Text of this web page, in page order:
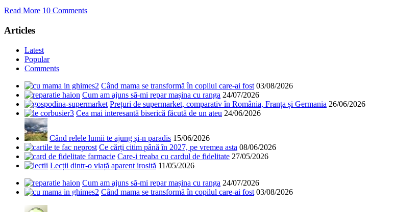
Read More 10 Comments
Articles
Latest
Popular
Comments
Când mama se transformă în copilul care-ai fost 03/08/2026
Cum am ajuns să-mi repar mașina cu ranga 24/07/2026
Prețuri de supermarket, comparativ în România, Franța și Germania 26/06/2026
Cea mai interesantă biserică făcută de un ateu 24/06/2026
Când relele lumii te ajung și-n paradis 15/06/2026
Ce cărți citim până în 2027, pe vremea asta 08/06/2026
Care-i treaba cu cardul de fidelitate 27/05/2026
Lecții dintr-o viață aparent irosită 11/05/2026
Cum am ajuns să-mi repar mașina cu ranga 24/07/2026
Când mama se transformă în copilul care-ai fost 03/08/2026